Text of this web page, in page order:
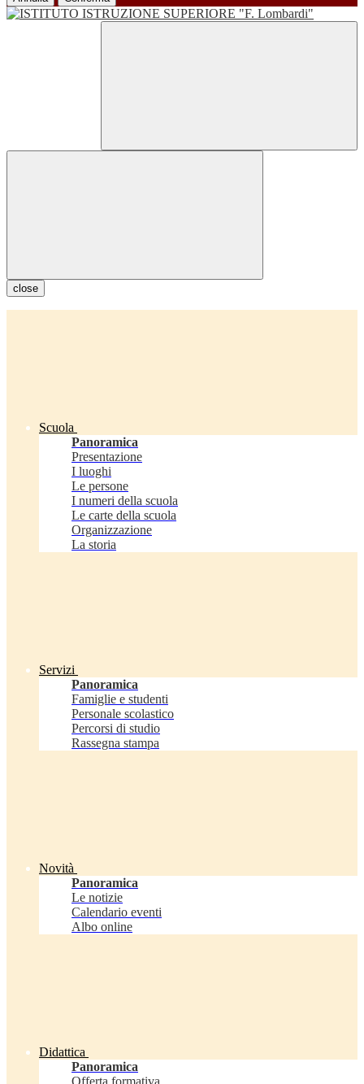
close
Scuola
Panoramica
Presentazione
I luoghi
Le persone
I numeri della scuola
Le carte della scuola
Organizzazione
La storia
Servizi
Panoramica
Famiglie e studenti
Personale scolastico
Percorsi di studio
Rassegna stampa
Novità
Panoramica
Le notizie
Calendario eventi
Albo online
Didattica
Panoramica